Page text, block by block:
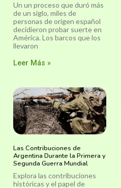
Un un proceso que duró más
de un siglo, miles de
personas de orígen español
decidieron probar suerte en
América. Los barcos que los
llevaron
Leer Más »
Las Contribuciones de
Argentina Durante la Primera y
Segunda Guerra Mundial
Explora las contribuciones
históricas y el papel de